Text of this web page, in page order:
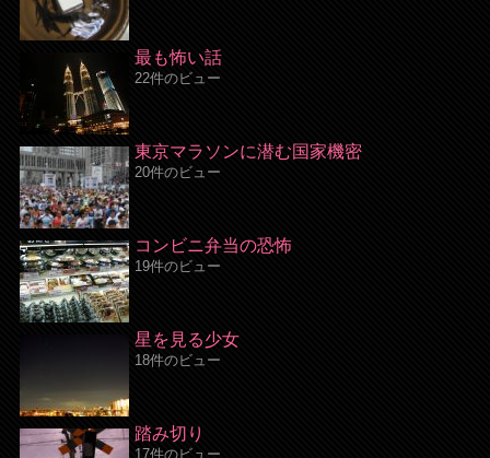
最も怖い話
22件のビュー
東京マラソンに潜む国家機密
20件のビュー
コンビニ弁当の恐怖
19件のビュー
星を見る少女
18件のビュー
踏み切り
17件のビュー